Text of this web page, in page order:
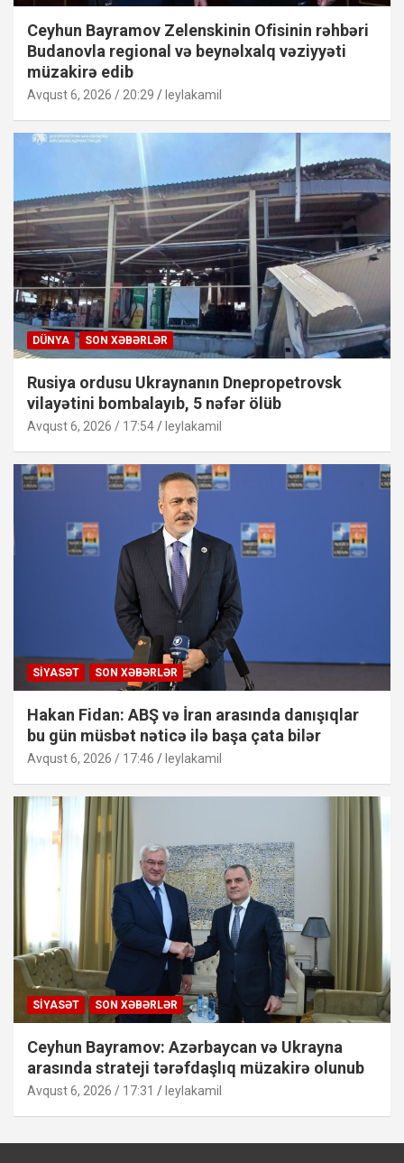
Ceyhun Bayramov Zelenskinin Ofisinin rəhbəri
Budanovla regional və beynəlxalq vəziyyəti
müzakirə edib
Avqust 6, 2026 / 20:29 leylakamil
DÜNYA SON XƏBƏRLƏR
Rusiya ordusu Ukraynanın Dnepropetrovsk
vilayətini bombalayıb, 5 nəfər ölüb
Avqust 6, 2026 / 17:54 leylakamil
SIYASƏT SON XƏBƏRLƏR
Hakan Fidan: ABŞ və İran arasında danışıqlar
bu gün müsbət nəticə ilə başa çata bilər
Avqust 6, 2026 / 17:46 leylakamil
SIYASƏT SON XƏBƏRLƏR
Ceyhun Bayramov: Azərbaycan və Ukrayna
arasında strateji tərəfdaşlıq müzakirə olunub
Avqust 6, 2026 / 17:31 leylakamil